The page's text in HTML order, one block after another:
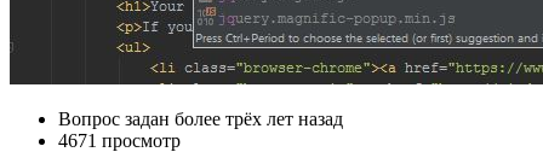
Вопрос задан более трёх лет назад
4671 просмотр